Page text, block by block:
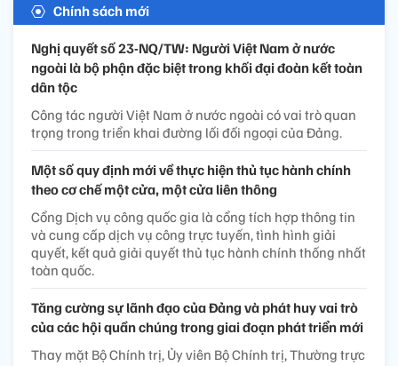
Chính sách mới
Nghị quyết số 23-NQ/TW: Người Việt Nam ở nước
ngoài là bộ phận đặc biệt trong khối đại đoàn kết toàn
dân tộc
Công tác người Việt Nam ở nước ngoài có vai trò quan
trọng trong triển khai đường lối đối ngoại của Đảng.
Một số quy định mới về thực hiện thủ tục hành chính
theo cơ chế một cửa, một cửa liên thông
Cổng Dịch vụ công quốc gia là cổng tích hợp thông tin
và cung cấp dịch vụ công trực tuyến, tình hình giải
quyết, kết quả giải quyết thủ tục hành chính thống nhất
toàn quốc.
Tăng cường sự lãnh đạo của Đảng và phát huy vai trò
của các hội quần chúng trong giai đoạn phát triển mới
Thay mặt Bộ Chính trị, Ủy viên Bộ Chính trị, Thường trực